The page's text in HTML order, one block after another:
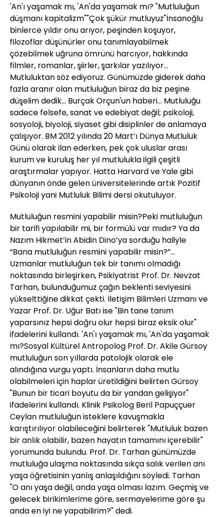
'An'ı yaşamak mı, 'An'da yaşamak mı? "Mutluluğun
düşmanı kapitalizm""Çok şükür mutluyuz"İnsanoğlu
binlerce yıldır onu arıyor, peşinden koşuyor,
filozoflar düşünürler onu tanımlayabilmek
çözebilmek uğruna ömrünü harcıyor, hakkında
filmler, romanlar, şiirler, şarkılar yazılıyor…
Mutluluktan söz ediyoruz. Günümüzde giderek daha
fazla aranır olan mutluluğun biraz da biz peşine
düşelim dedik... Burçak Orçun'un haberi... Mutluluğu
sadece felsefe, sanat ve edebiyat değil; psikoloji,
sosyoloji, biyoloji, siyaset gibi disiplinler de anlamaya
çalışıyor. BM 2012 yılında 20 Mart’ı Dünya Mutluluk
Günü olarak ilan ederken, pek çok uluslar arası
kurum ve kuruluş her yıl mutlulukla ilgili çeşitli
araştırmalar yapıyor. Hatta Harvard ve Yale gibi
dünyanın önde gelen üniversitelerinde artık Pozitif
Psikoloji yani Mutluluk Bilimi dersi okutuluyor.
Mutluluğun resmini yapabilir misin?Peki mutluluğun
bir tarifi yapılabilir mi, bir formülü var mıdır? Ya da
Nazım Hikmet’in Abidin Dino’ya sorduğu haliyle
“Bana mutluluğun resmini yapabilir misin?”...
Uzmanlar mutluluğun tek bir tanımı olmadığı
noktasında birleşirken, Psikiyatrist Prof. Dr. Nevzat
Tarhan, bulunduğumuz çağın beklenti seviyesini
yükselttiğine dikkat çekti. İletişim Bilimleri Uzmanı ve
Yazar Prof. Dr. Uğur Batı ise "Bin tane tanım
yaparsınız hepsi doğru olur hepsi biraz eksik olur"
ifadelerini kullandı. 'An'ı yaşamak mı, 'An'da yaşamak
mı?Sosyal Kültürel Antropolog Prof. Dr. Akile Gürsoy
mutluluğun son yıllarda patolojik olarak ele
alındığına vurgu yaptı. İnsanların daha mutlu
olabilmeleri için haplar üretildiğini belirten Gürsoy
"Bunun bir ticari boyutu da bir yandan gelişiyor"
ifadelerini kullandı. Klinik Psikolog Beril Papuççuer
Ceylan mutluluğun isteklere kavuşmakla
karıştırılıyor olabileceğini belirterek "Mutluluk bazen
bir anlık olabilir, bazen hayatın tamamını içerebilir"
yorumunda bulundu. Prof. Dr. Tarhan günümüzde
mutluluğa ulaşma noktasında sıkça salık verilen anı
yaşa öğretisinin yanlış anlaşıldığını söyledi. Tarhan
"O anı yaşa değil, anda yaşa olması lazım. Geçmiş ve
gelecek birikimlerime göre, sermayelerime göre şu
anda en iyi ne yapabilirim?" dedi.